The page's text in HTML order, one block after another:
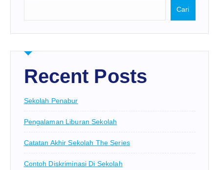
Cari
Recent Posts
Sekolah Penabur
Pengalaman Liburan Sekolah
Catatan Akhir Sekolah The Series
Contoh Diskriminasi Di Sekolah